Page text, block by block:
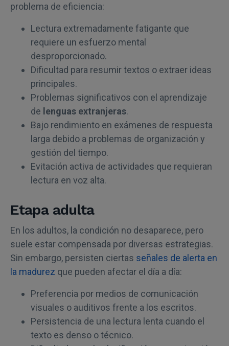
problema de eficiencia:
Lectura extremadamente fatigante que
requiere un esfuerzo mental
desproporcionado.
Dificultad para resumir textos o extraer ideas
principales.
Problemas significativos con el aprendizaje
de lenguas extranjeras.
Bajo rendimiento en exámenes de respuesta
larga debido a problemas de organización y
gestión del tiempo.
Evitación activa de actividades que requieran
lectura en voz alta.
Etapa adulta
En los adultos, la condición no desaparece, pero
suele estar compensada por diversas estrategias.
Sin embargo, persisten ciertas señales de alerta en
la madurez que pueden afectar el día a día:
Preferencia por medios de comunicación
visuales o auditivos frente a los escritos.
Persistencia de una lectura lenta cuando el
texto es denso o técnico.